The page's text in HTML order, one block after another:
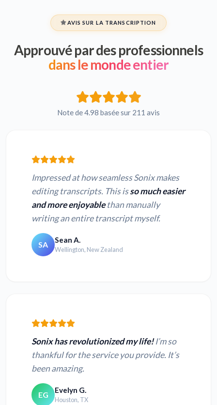
AVIS SUR LA TRANSCRIPTION
Approuvé par des professionnels
dans le monde entier
Note de 4.98 basée sur 211 avis
Impressed at how seamless Sonix makes
editing transcripts. This isso much easier
and more enjoyablethan manually
writing an entire transcript myself.
SA Sean A.
Wellington, New Zealand
Sonix has revolutionized my life!I’m so
thankful for the service you provide. It’s
been amazing.
EG Evelyn G.
Houston, TX